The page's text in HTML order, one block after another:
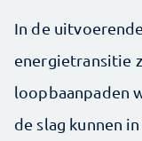
In de
energietransitie
loopbaanpaden
de slag kunnen